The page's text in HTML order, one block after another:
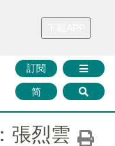
財華證券 媒體矩陣
訂閱
简
張烈雲